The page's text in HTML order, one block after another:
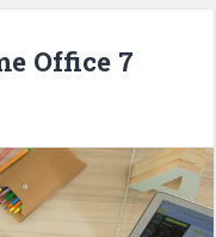
Office 7